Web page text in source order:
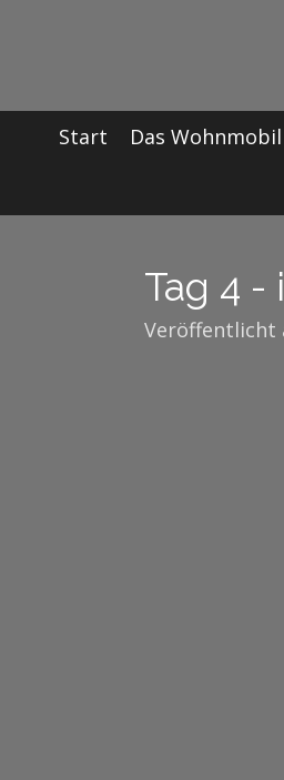
Start Das
Tag 4 -
Veröffentlicht